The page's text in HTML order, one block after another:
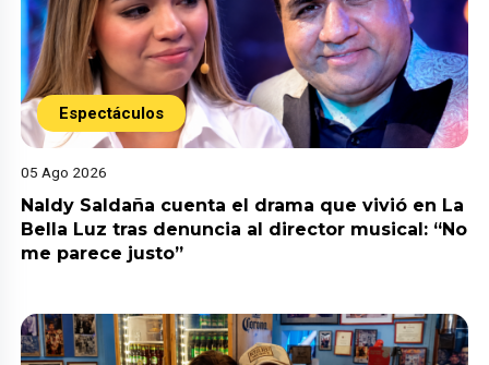
Espectáculos
05 Ago 2026
Naldy Saldaña cuenta el drama que vivió en La
Bella Luz tras denuncia al director musical: “No
me parece justo”